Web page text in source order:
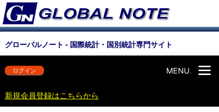
グローバルノート - 国際統計・国別統計専門サイト
MENU
ログイン
新規会員登録はこちらから